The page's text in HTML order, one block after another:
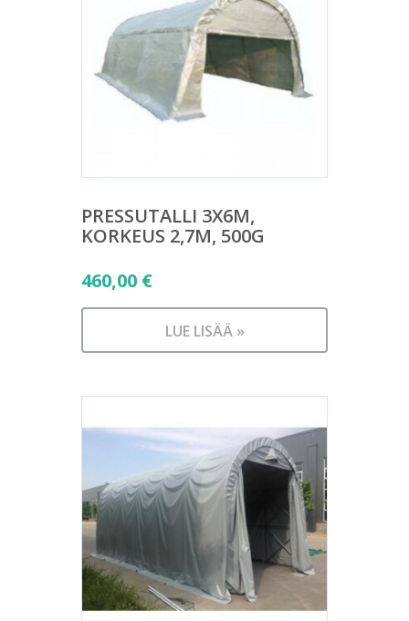
PRESSUTALLI 3X6M,
KORKEUS 2,7M, 500G
460,00 €
LUE LISÄÄ »